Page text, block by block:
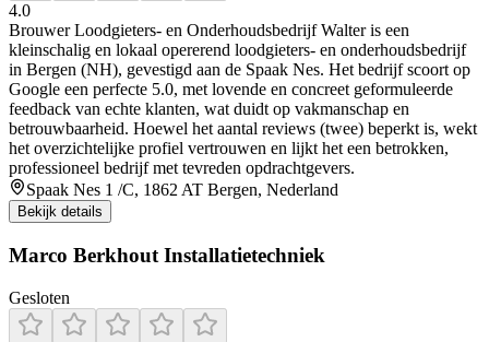
4.0
Brouwer Loodgieters- en Onderhoudsbedrijf Walter is een
kleinschalig en lokaal opererend loodgieters- en onderhoudsbedrijf
in Bergen (NH), gevestigd aan de Spaak Nes. Het bedrijf scoort op
Google een perfecte 5.0, met lovende en concreet geformuleerde
feedback van echte klanten, wat duidt op vakmanschap en
betrouwbaarheid. Hoewel het aantal reviews (twee) beperkt is, wekt
het overzichtelijke profiel vertrouwen en lijkt het een betrokken,
professioneel bedrijf met tevreden opdrachtgevers.
Spaak Nes 1 /C, 1862 AT Bergen, Nederland
Bekijk details
Marco Berkhout Installatietechniek
Gesloten